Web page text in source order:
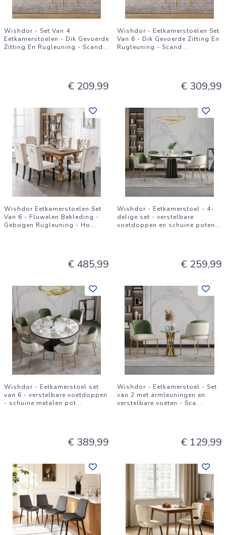
Wishdor - Set Van 4
Eetkamerstoelen - Dik Gevoerde
Zitting En Rugleuning - Scand...
€ 209,99
Wishdor - Eetkamerstoelen Set
Van 6 - Dik Gevoerde Zitting En
Rugleuning - Scand...
€ 309,99
Wishdor Eetkamerstoelen Set
Van 6 - Fluwelen Bekleding -
Gebogen Rugleuning - Ho...
€ 485,99
Wishdor - Eetkamerstoel - 4-
delige set - verstelbare
voetdoppen en schuine poten...
€ 259,99
Wishdor - Eetkamerstoel set
van 6 - verstelbare voetdoppen
- schuine metalen pot...
€ 389,99
Wishdor - Eetkamerstoel - Set
van 2 met armleuningen en
verstelbare voeten - Sca...
€ 129,99